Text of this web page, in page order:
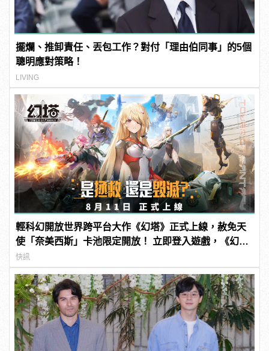
擺爛、推卸責任、丟包工作？對付「理由伯同事」的5個
聰明應對策略！
LIVING
輕科幻開放世界跨平台大作《幻塔》正式上線，赦免天
使「奈美西斯」卡池限定開放！ 立即登入遊戲，《幻
塔》幫你出電費！
快訊